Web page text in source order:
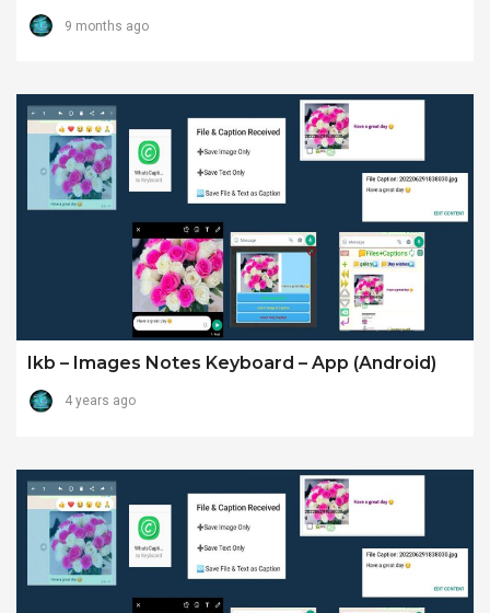
9 months ago
Ikb – Images Notes Keyboard – App (android)
4 years ago